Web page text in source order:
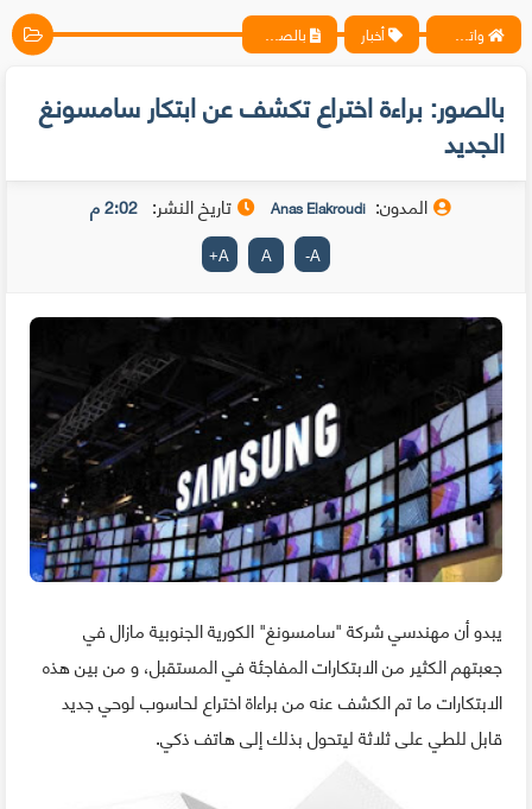
واتس آب ، فيسبوك ، أنترنت ، شروحات تقنية حصرية - المحترف أخبار بالصور: براءة اختراع تكشف عن ابتكار سامسونغ الجديد
بالصور: براءة اختراع تكشف عن ابتكار سامسونغ
الجديد
المدون: Anas Elakroudi تاريخ النشر: 2:02 م
A
-
A
A
+
يبدو أن مهندسي شركة "سامسونغ" الكورية الجنوبية مازال في
جعبتهم الكثير من الابتكارات المفاجئة في المستقبل، و من بين هذه
الابتكارات ما تم الكشف عنه من براءاة اختراع لحاسوب لوحي جديد
قابل للطي على ثلاثة ليتحول بذلك إلى هاتف ذكي.